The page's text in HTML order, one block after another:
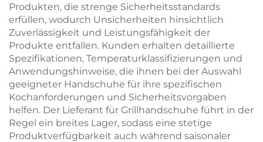
Produkten, die strenge Sicherheitsstandards
erfüllen, wodurch Unsicherheiten hinsichtlich
Zuverlässigkeit und Leistungsfähigkeit der
Produkte entfallen. Kunden erhalten detaillierte
Spezifikationen, Temperaturklassifizierungen und
Anwendungshinweise, die ihnen bei der Auswahl
geeigneter Handschuhe für ihre spezifischen
Kochanforderungen und Sicherheitsvorgaben
helfen. Der Lieferant für Grillhandschuhe führt in der
Regel ein breites Lager, sodass eine stetige
Produktverfügbarkeit auch während saisonaler